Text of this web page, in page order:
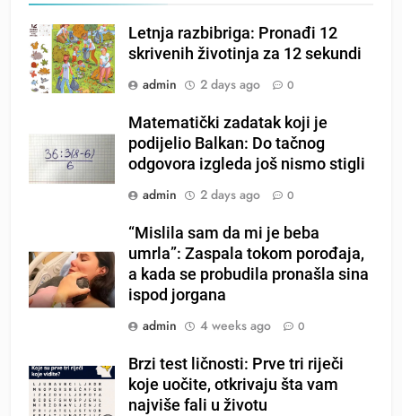
Letnja razbibriga: Pronađi 12
skrivenih životinja za 12 sekundi
admin
2 days ago 0
Matematički zadatak koji je
podijelio Balkan: Do tačnog
odgovora izgleda još nismo stigli
admin
2 days ago 0
“Mislila sam da mi je beba
umrla”: Zaspala tokom porođaja,
a kada se probudila pronašla sina
ispod jorgana
admin
4 weeks ago 0
Brzi test ličnosti: Prve tri riječi
koje uočite, otkrivaju šta vam
najviše fali u životu